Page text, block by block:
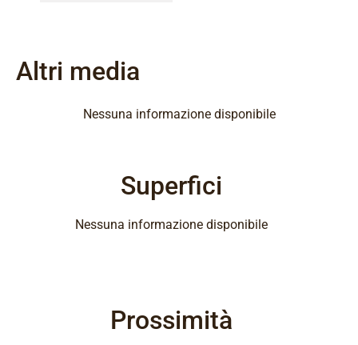
Altri media
Nessuna informazione disponibile
Superfici
Nessuna informazione disponibile
Prossimità